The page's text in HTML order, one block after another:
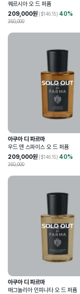
퀘르시아 오 드 퍼퓸
209,000원 ($146.15) 40%
350,000
아쿠아 디 파르마
우드 앤 스파이스 오 드 퍼퓸
209,000원 ($146.15) 40%
350,000
아쿠아 디 파르마
매그놀리아 인피니타 오 드 퍼퓸